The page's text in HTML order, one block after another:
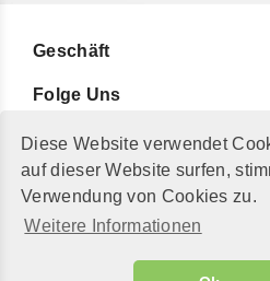
Diese Website verwendet
auf dieser Website surfen,
Verwendung von Cookies zu.
Weitere Informationen
Geschäft
Folge Uns
Zu Ihrer Information
Zusätzlich
© 2002 - 2026